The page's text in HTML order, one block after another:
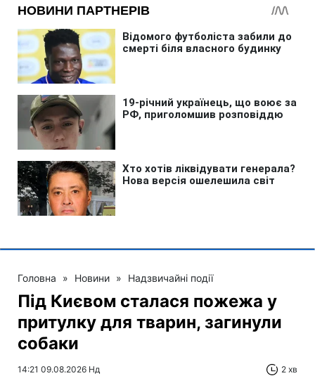
Головна » Новини » Надзвичайні події
Під Києвом сталася пожежа у
притулку для тварин, загинули
собаки
14:21 09.08.2026 Нд 2 хв